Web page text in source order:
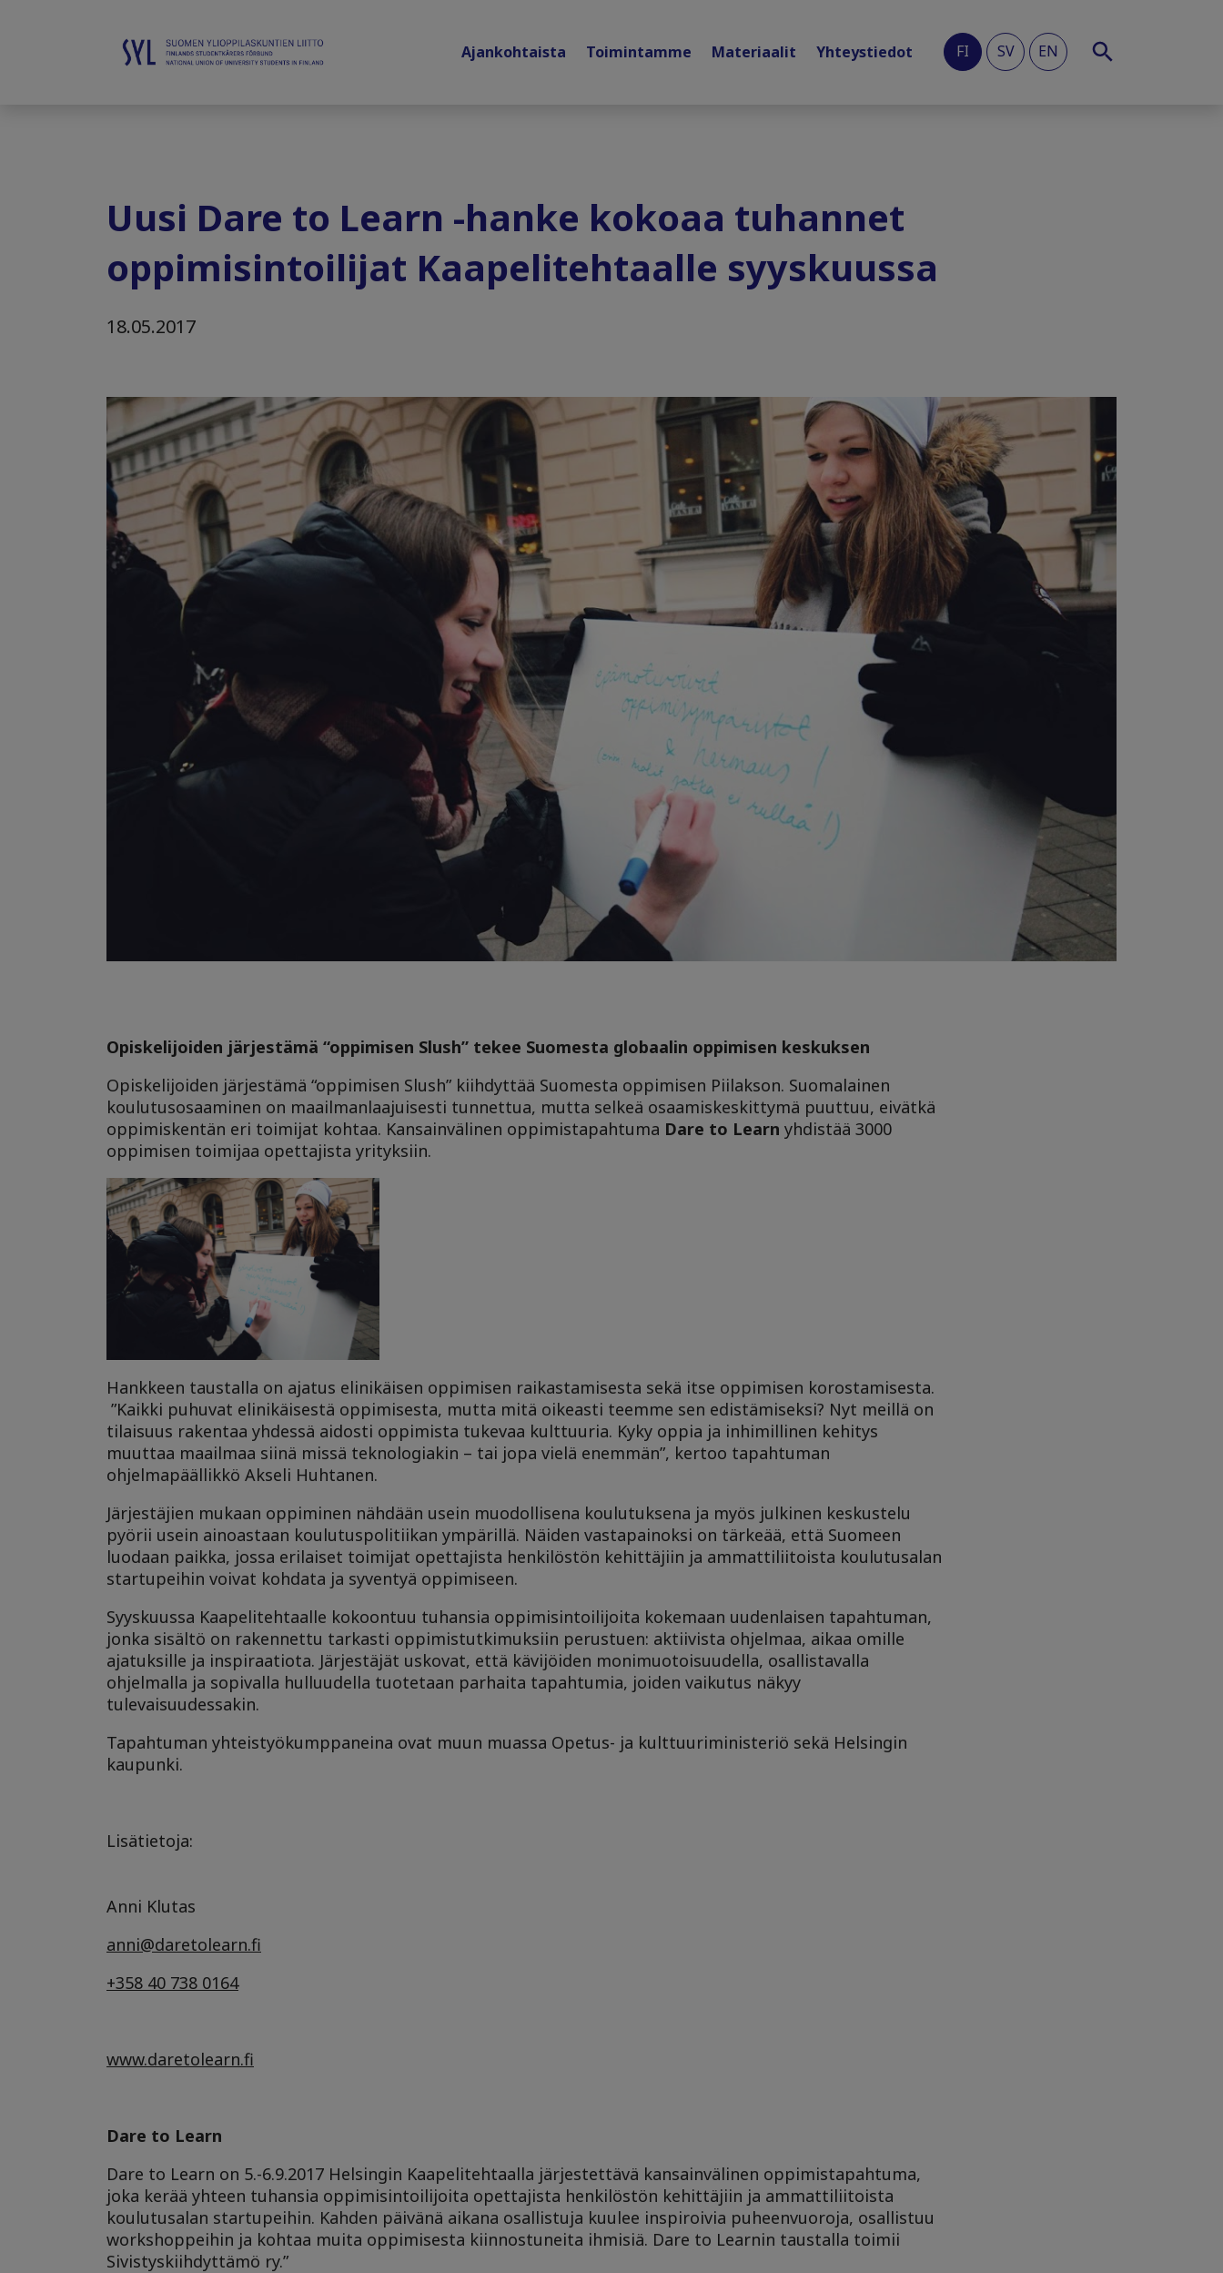
Ajankohtaista Toimintamme Materiaalit Yhteystiedot FI SV EN
Uusi Dare to Learn -hanke kokoaa tuhannet
oppimisintoilijat Kaapelitehtaalle syyskuussa
18.05.2017
Opiskelijoiden järjestämä “oppimisen Slush” tekee Suomesta globaalin oppimisen keskuksen
Opiskelijoiden järjestämä “oppimisen Slush” kiihdyttää Suomesta oppimisen Piilakson. Suomalainen
koulutusosaaminen on maailmanlaajuisesti tunnettua, mutta selkeä osaamiskeskittymä puuttuu, eivätkä
oppimiskentän eri toimijat kohtaa. Kansainvälinen oppimistapahtuma Dare to Learn yhdistää 3000
oppimisen toimijaa opettajista yrityksiin.
Hankkeen taustalla on ajatus elinikäisen oppimisen raikastamisesta sekä itse oppimisen korostamisesta.
”Kaikki puhuvat elinikäisestä oppimisesta, mutta mitä oikeasti teemme sen edistämiseksi? Nyt meillä on
tilaisuus rakentaa yhdessä aidosti oppimista tukevaa kulttuuria. Kyky oppia ja inhimillinen kehitys
muuttaa maailmaa siinä missä teknologiakin – tai jopa vielä enemmän”, kertoo tapahtuman
ohjelmapäällikkö Akseli Huhtanen.
Järjestäjien mukaan oppiminen nähdään usein muodollisena koulutuksena ja myös julkinen keskustelu
pyörii usein ainoastaan koulutuspolitiikan ympärillä. Näiden vastapainoksi on tärkeää, että Suomeen
luodaan paikka, jossa erilaiset toimijat opettajista henkilöstön kehittäjiin ja ammattiliitoista koulutusalan
startupeihin voivat kohdata ja syventyä oppimiseen.
Syyskuussa Kaapelitehtaalle kokoontuu tuhansia oppimisintoilijoita kokemaan uudenlaisen tapahtuman,
jonka sisältö on rakennettu tarkasti oppimistutkimuksiin perustuen: aktiivista ohjelmaa, aikaa omille
ajatuksille ja inspiraatiota. Järjestäjät uskovat, että kävijöiden monimuotoisuudella, osallistavalla
ohjelmalla ja sopivalla hulluudella tuotetaan parhaita tapahtumia, joiden vaikutus näkyy
tulevaisuudessakin.
Tapahtuman yhteistyökumppaneina ovat muun muassa Opetus- ja kulttuuriministeriö sekä Helsingin
kaupunki.
Lisätietoja:
Anni Klutas
anni@daretolearn.fi
+358 40 738 0164
www.daretolearn.fi
Dare to Learn
Dare to Learn on 5.-6.9.2017 Helsingin Kaapelitehtaalla järjestettävä kansainvälinen oppimistapahtuma,
joka kerää yhteen tuhansia oppimisintoilijoita opettajista henkilöstön kehittäjiin ja ammattiliitoista
koulutusalan startupeihin. Kahden päivänä aikana osallistuja kuulee inspiroivia puheenvuoroja, osallistuu
workshoppeihin ja kohtaa muita oppimisesta kiinnostuneita ihmisiä. Dare to Learnin taustalla toimii
Sivistyskiihdyttämö ry.”